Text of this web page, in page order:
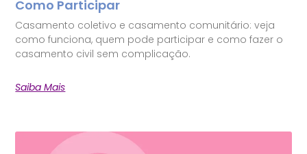
Como Participar
Casamento coletivo e casamento comunitário: veja
como funciona, quem pode participar e como fazer o
casamento civil sem complicação.
Saiba Mais